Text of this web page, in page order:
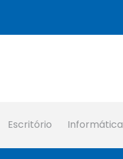
Escritório Informática